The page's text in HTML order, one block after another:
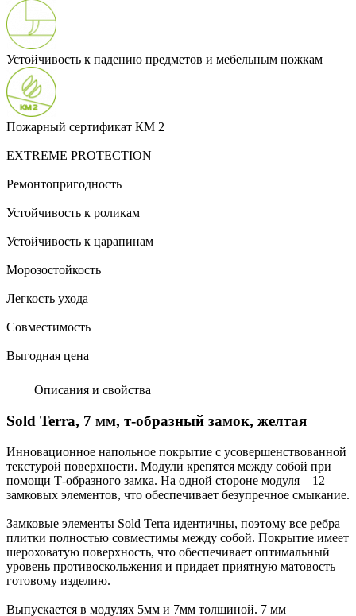
Устойчивость к падению предметов и мебельным ножкам
Пожарный сертификат КМ 2
EXTREME PROTECTION
Ремонтопригодность
Устойчивость к роликам
Устойчивость к царапинам
Морозостойкость
Легкость ухода
Совместимость
Выгодная цена
Описания и свойства
Sold Terra, 7 мм, т-образный замок, желтая
Инновационное напольное покрытие с усовершенствованной
текстурой поверхности. Модули крепятся между собой при
помощи Т-образного замка. На одной стороне модуля – 12
замковых элементов, что обеспечивает безупречное смыкание.
Замковые элементы Sold Terra идентичны, поэтому все ребра
плитки полностью совместимы между собой. Покрытие имеет
шероховатую поверхность, что обеспечивает оптимальный
уровень противоскольжения и придает приятную матовость
готовому изделию.
Выпускается в модулях 5мм и 7мм толщиной. 7 мм